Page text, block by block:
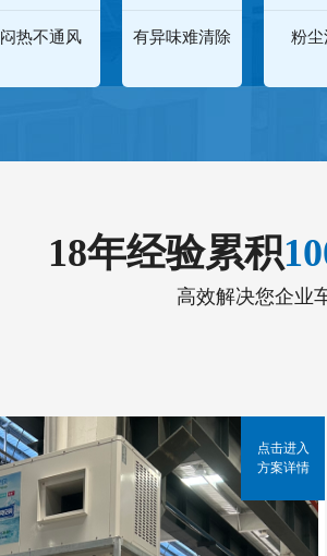
闷热不通风 有异味难清除 粉尘
18年经验累积
高效解决您企业
点击进入
方案详情